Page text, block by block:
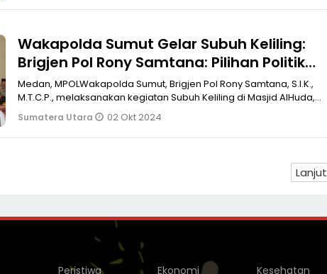
Wakapolda Sumut Gelar Subuh Keliling:
Brigjen Pol Rony Samtana: Pilihan Politik
Beda Tetap Jaga Silaturahmi
Medan, MPOLWakapolda Sumut, Brigjen Pol Rony Samtana, S.I.K.,
M.T.C.P., melaksanakan kegiatan Subuh Keliling di Masjid AlHuda,
Kecamatan M
Sumatera Utara 02 Okt 2024
Lanjut
Peristiwa Ekonomi Kesehatan